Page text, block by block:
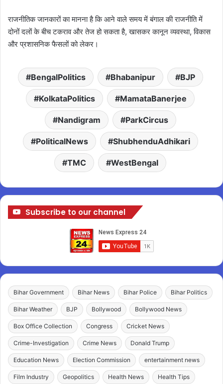
राजनीतिक जानकारों का मानना है कि आने वाले समय में बंगाल की राजनीति में
दोनों दलों के बीच टकराव और तेज हो सकता है, खासकर कानून व्यवस्था, विकास
और प्रशासनिक फैसलों को लेकर।
BengalPolitics Bhabanipur BJP
KolkataPolitics MamataBanerjee
Nandigram ParkCircus
PoliticalNews ShubhenduAdhikari
TMC WestBengal
Subscribe to our channel
Bihar Government Bihar News Bihar Police Bihar Politics
Bihar Weather BJP Bollywood Bollywood News
Box Office Collection Congress Cricket News
Crime-Investigation Crime News Donald Trump
Education News Election Commission entertainment news
Film Industry Geopolitics Health News Health Tips